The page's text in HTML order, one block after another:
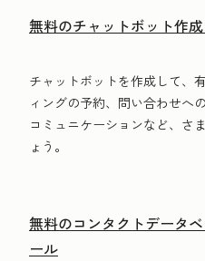
無料のチャットボット作
チャットボットを作成して、
ィングの予約、問い合わせへ
コミュニケーションなど、さ
ょう。
無料のコンタクトデータ
ール